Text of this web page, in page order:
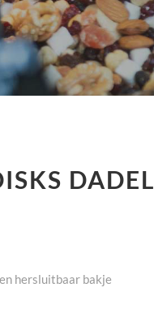
DADEL
hersluitbaar bakje